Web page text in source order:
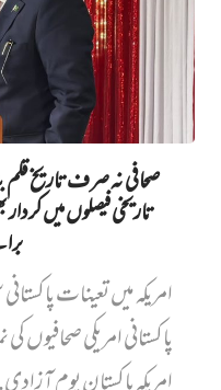
صحافی نہ صرف تاریخ
تاریخی فیصلوں میں
امریکہ میں تعینات
پاکستانی امریکی صحافیوں